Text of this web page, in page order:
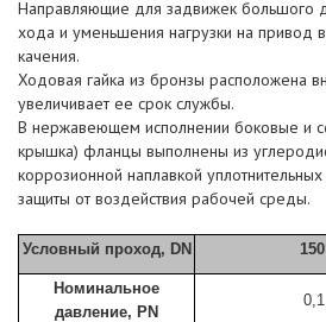
Направляющие для задвижек большого
хода и уменьшения нагрузки на привод
качения.
Ходовая гайка из бронзы расположена
увеличивает ее срок службы.
В нержавеющем исполнении боковые и
крышка) фланцы выполнены из
коррозионной наплавкой
защиты от воздействия рабочей среды.
Условный проход, DN
Номинальное
давление, PN